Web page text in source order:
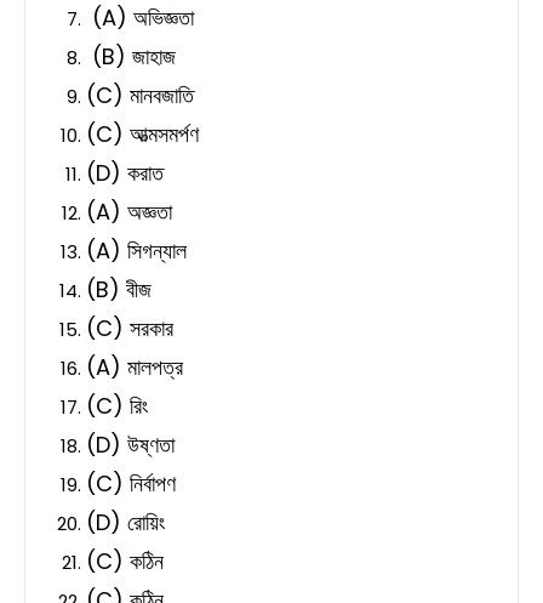
(A) অভিজ্ঞতা
(B) জাহাজ
(C) মানবজাতি
(C) আত্মসমর্পণ
(D) করাত
(A) অজ্ঞতা
(A) সিগন্যাল
(B) বীজ
(C) সরকার
(A) মালপত্র
(C) রিং
(D) উষ্ণতা
(C) নির্বাপণ
(D) রোয়িং
(C) কঠিন